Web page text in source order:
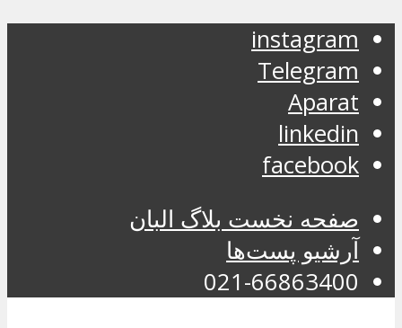
instagram
Telegram
Aparat
linkedin
facebook
صفحه نخست بلاگ البان
آرشیو پست‌ها
021-66863400